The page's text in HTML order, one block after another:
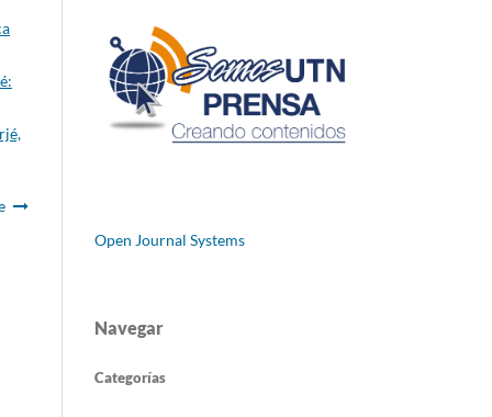
Open Journal Systems
Navegar
Categorías